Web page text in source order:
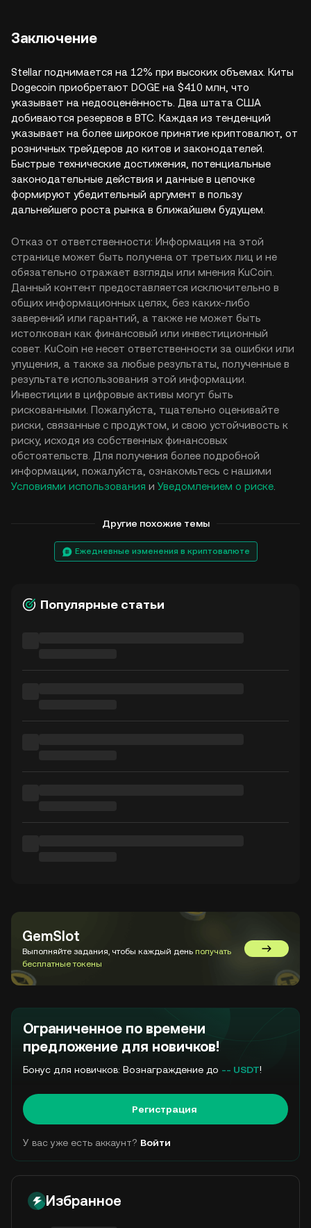
Заключение
Stellar поднимается на 12% при высоких объемах. Киты
Dogecoin приобретают DOGE на $410 млн, что
указывает на недооценённость. Два штата США
добиваются резервов в BTC. Каждая из тенденций
указывает на более широкое принятие криптовалют, от
розничных трейдеров до китов и законодателей.
Быстрые технические достижения, потенциальные
законодательные действия и данные в цепочке
формируют убедительный аргумент в пользу
дальнейшего роста рынка в ближайшем будущем.
Отказ от ответственности: Информация на этой
странице может быть получена от третьих лиц и не
обязательно отражает взгляды или мнения KuCoin.
Данный контент предоставляется исключительно в
общих информационных целях, без каких-либо
заверений или гарантий, а также не может быть
истолкован как финансовый или инвестиционный
совет. KuCoin не несет ответственности за ошибки или
упущения, а также за любые результаты, полученные в
результате использования этой информации.
Инвестиции в цифровые активы могут быть
рискованными. Пожалуйста, тщательно оценивайте
риски, связанные с продуктом, и свою устойчивость к
риску, исходя из собственных финансовых
обстоятельств. Для получения более подробной
информации, пожалуйста, ознакомьтесь с нашими
Условиями использования и Уведомлением о риске
Другие похожие темы
Ежедневные изменения в криптовалюте
Популярные статьи
GemSlot
Выполняйте задания, чтобы каждый день получать
бесплатные токены
Перейти
Ограниченное по времени
предложение для новичков!
Бонус для новичков: Вознаграждение до -- USDT!
Регистрация
У вас уже есть аккаунт? Войти
Избранное